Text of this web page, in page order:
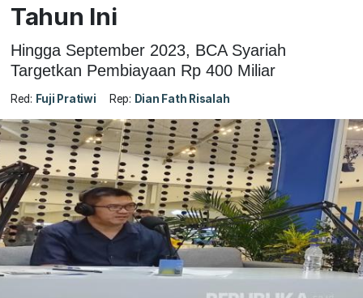
Tahun Ini
Hingga September 2023, BCA Syariah
Targetkan Pembiayaan Rp 400 Miliar
Red: Fuji Pratiwi Rep: Dian Fath Risalah